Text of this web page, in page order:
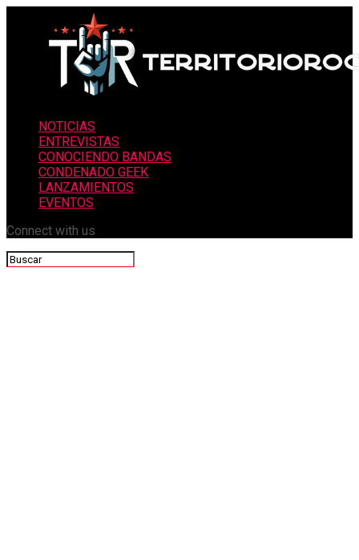
NOTICIAS
ENTREVISTAS
CONOCIENDO BANDAS
CONDENADO GEEK
LANZAMIENTOS
EVENTOS
Connect with us